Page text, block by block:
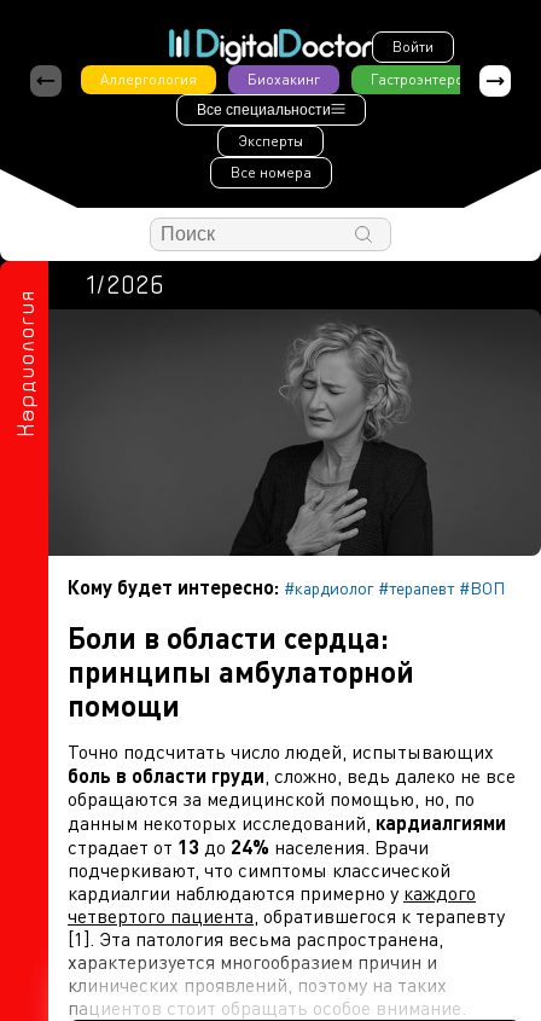
Войти
Аллергология
Биохакинг Гастроэнтерология
Все специальности
Эксперты
Все номера
Кардиология
1/2026
Кому будет интересно: #кардиолог #терапевт #ВОП
Боли в области сердца:
принципы амбулаторной
помощи
Точно подсчитать число людей, испытывающих
боль в области груди, сложно, ведь далеко не все
обращаются за медицинской помощью, но, по
данным некоторых исследований, кардиалгиями
страдает от 13 до 24% населения. Врачи
подчеркивают, что симптомы классической
кардиалгии наблюдаются примерно у каждого
четвертого пациента, обратившегося к терапевту
[1]. Эта патология весьма распространена,
характеризуется многообразием причин и
клинических проявлений, поэтому на таких
пациентов стоит обращать особое внимание.